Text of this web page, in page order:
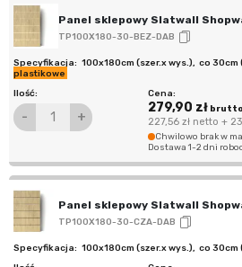
Panel sklepowy Slatwall
TP100X180-30-BEZ-DAB
100x180cm (szer.x wys.), co 30cm
plastikowe
- +
279,90 złbrutto
227,56 złnetto +
Chwilowo brak w
Dostawa 1-2 dni
Panel sklepowy Slatwall
TP100X180-30-CZA-DAB
100x180cm (szer.x wys.), co 30cm